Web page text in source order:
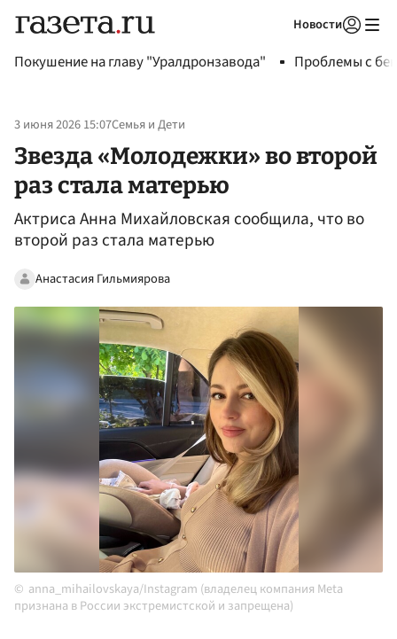
Новости
Покушение на главу "Уралдронзавода" Проблемы с
3 июня 2026 15:07Семья и Дети
Звезда «Молодежки» во второй
раз стала матерью
Актриса Анна Михайловская сообщила, что во
второй раз стала матерью
Анастасия Гильмиярова
anna_mihailovskaya/Instagram (владелец компания Meta
признана в России экстремистской и запрещена)